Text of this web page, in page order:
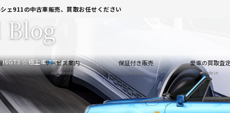
ェ911の中古車販売、買取お任せください
サービス案内
our service
保証付き販売
warranty
愛車の買取査定
trade in
☆極上車 です！